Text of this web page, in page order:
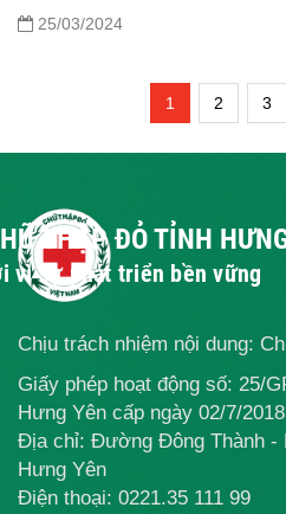
25/03/2024
1 2 3
THẬP ĐỎ TỈNH
vì sự phát triển bền vững
Chịu trách nhiệm nội dung:
Giấy phép hoạt động số: 25/
Hưng Yên cấp ngày 02/7/2018
Địa chỉ: Đường Đông Thành -
Hưng Yên
Điện thoại: 0221.35 111 99